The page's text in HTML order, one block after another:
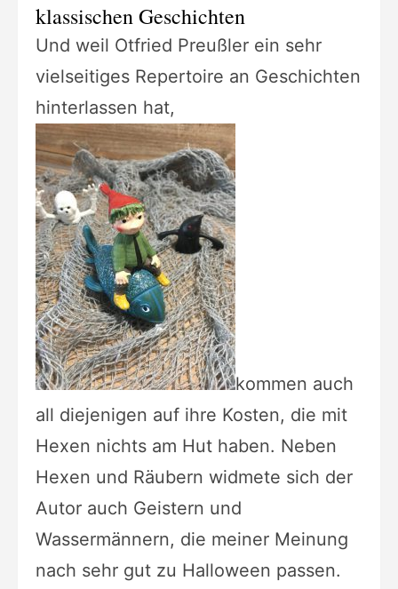
klassischen Geschichten
Und weil Otfried Preußler ein sehr
vielseitiges Repertoire an Geschichten
hinterlassen hat,
kommen auch
all diejenigen auf ihre Kosten, die mit
Hexen nichts am Hut haben. Neben
Hexen und Räubern widmete sich der
Autor auch Geistern und
Wassermännern, die meiner Meinung
nach sehr gut zu Halloween passen.